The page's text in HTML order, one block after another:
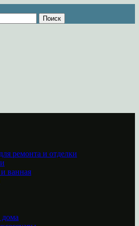
ремонта и отделки
ванная
дома